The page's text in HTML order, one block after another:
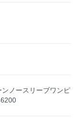
ノースリーブワンピ